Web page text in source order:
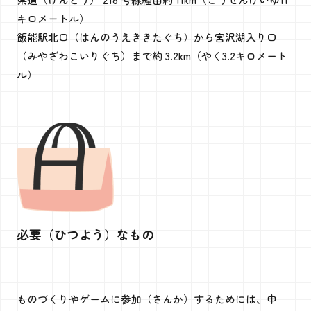
キロメートル）
飯能駅北口（はんのうえききたぐち）から宮沢湖入り口
（みやざわこいりぐち）まで約 3.2km（やく3.2キロメート
ル）
必要（ひつよう）なもの
ものづくりやゲームに参加（さんか）するためには、申